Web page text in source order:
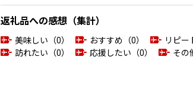
返礼品への感想（集計）
美味しい（0） おすすめ（0） リピー
訪れたい（0）
応援したい（0） その